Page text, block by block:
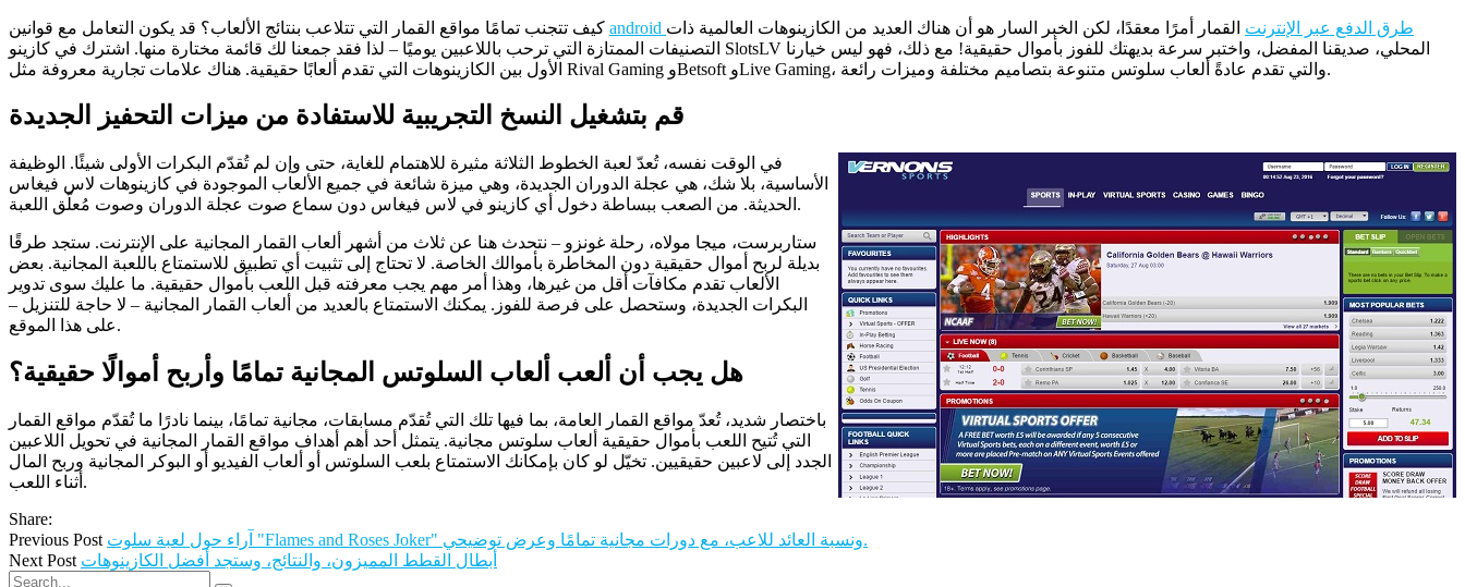
android طرق الدفع عبر الإنترنت القمار أمرًا معقدًا، لكن الخبر السار هو أن هناك العديد من الكازينوهات العالمية ذات
التصنيفات الممتازة التي ترحب باللاعبين يوميًا – لذا فقد جمعنا لك قائمة مختارة منها. اشترك في كازينو SlotsLV المحلي، صديقنا المفضل، واختبر سرعة بديهتك للفوز بأموال حقيقية! مع ذلك، فهو ليس خيارنا
الأول بين الكازينوهات التي تقدم ألعابًا حقيقية. هناك علامات تجارية معروفة مثل Rival Gaming وBetsoft وLive Gaming، والتي تقدم عادةً ألعاب سلوتس متنوعة بتصاميم مختلفة وميزات رائعة.
قم بتشغيل النسخ التجريبية للاستفادة من ميزات التحفيز الجديدة
في الوقت نفسه، تُعدّ لعبة الخطوط الثلاثة مثيرة للاهتمام للغاية، حتى وإن لم تُقدّم البكرات الأولى شيئًا. الوظيفة
الأساسية، بلا شك، هي عجلة الدوران الجديدة، وهي ميزة شائعة في جميع الألعاب الموجودة في كازينوهات لاس فيغاس
الحديثة. من الصعب ببساطة دخول أي كازينو في لاس فيغاس دون سماع صوت عجلة الدوران وصوت مُعلّق اللعبة.
ستاربرست، ميجا مولاه، رحلة غونزو – نتحدث هنا عن ثلاث من أشهر ألعاب القمار المجانية على الإنترنت. ستجد طرقًا
بديلة لربح أموال حقيقية دون المخاطرة بأموالك الخاصة. لا تحتاج إلى تثبيت أي تطبيق للاستمتاع باللعبة المجانية. بعض
الألعاب تقدم مكافآت أقل من غيرها، وهذا أمر مهم يجب معرفته قبل اللعب بأموال حقيقية. ما عليك سوى تدوير
البكرات الجديدة، وستحصل على فرصة للفوز. يمكنك الاستمتاع بالعديد من ألعاب القمار المجانية – لا حاجة للتنزيل –
على هذا الموقع.
هل يجب أن ألعب ألعاب السلوتس المجانية تمامًا وأربح أموالًا حقيقية؟
باختصار شديد، تُعدّ مواقع القمار العامة، بما فيها تلك التي تُقدّم مسابقات، مجانية تمامًا، بينما نادرًا ما تُقدّم مواقع القمار
التي تُتيح اللعب بأموال حقيقية ألعاب سلوتس مجانية. يتمثل أحد أهم أهداف مواقع القمار المجانية في تحويل اللاعبين
الجدد إلى لاعبين حقيقيين. تخيّل لو كان بإمكانك الاستمتاع بلعب السلوتس أو ألعاب الفيديو أو البوكر المجانية وربح المال
أثناء اللعب.
Share:
Previous Post
آراء حول لعبة سلوت "Flames and Roses Joker" ونسبة العائد للاعب، مع دورات مجانية تمامًا وعرض توضيحي.
Next Post أبطال القطط المميزون، والنتائج، وستجد أفضل الكازينوهات